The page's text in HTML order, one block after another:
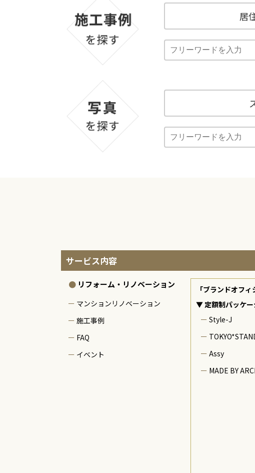
居
サービス内容
リフォーム・リノベーション
マンションリノベーション
施工事例
FAQ
イベント
「ブランドオフィ
▼ 定額制パッケー
Style-J
Assy
MADE BY